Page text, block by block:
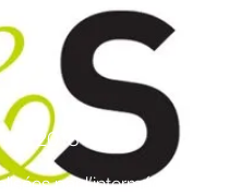
2018
par l’intermédiaire